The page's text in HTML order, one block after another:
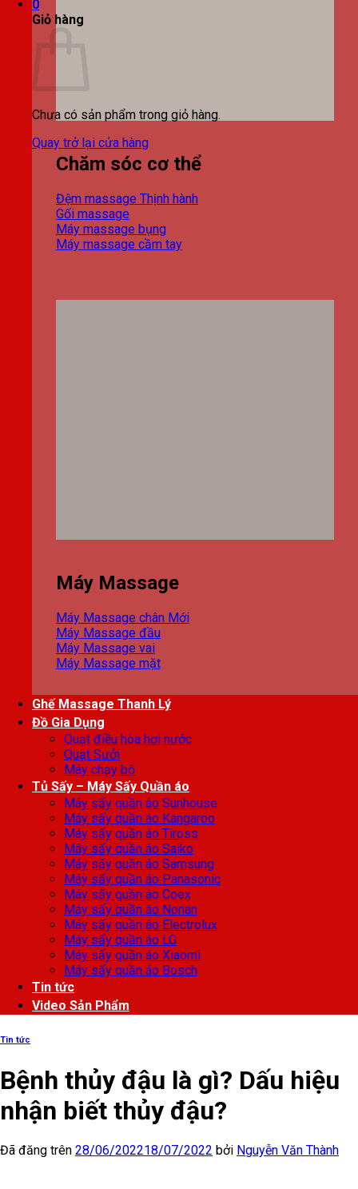
0
Giỏ hàng
Chưa có sản phẩm trong giỏ hàng.
Quay trở lại cửa hàng
Chăm sóc cơ thể
Đệm massage
Gối massage
Máy massage bụng
Máy massage cầm tay
Máy Massage
Máy Massage chân
Máy Massage đầu
Máy Massage vai
Máy Massage mặt
Ghế Massage Thanh Lý
Đồ Gia Dụng
Quạt điều hòa hơi nước
Quạt Sưởi
Máy chạy bộ
Tủ Sấy – Máy Sấy Quần áo
Máy sấy quần áo Sunhouse
Máy sấy quần áo Kangaroo
Máy sấy quần áo Tiross
Máy sấy quần áo Saiko
Máy sấy quần áo Samsung
Máy sấy quần áo Panasonic
Máy sấy quần áo Coex
Máy sấy quần áo Nonan
Máy sấy quần áo Electrolux
Máy sấy quần áo LG
Máy sấy quần áo Xiaomi
Máy sấy quần áo Bosch
Tin tức
Video Sản Phẩm
Tin tức
Bệnh thủy đậu là gì? Dấu hiệu
nhận biết thủy đậu?
Đã đăng trên 28/06/202218/07/2022 bởi Nguyễn Văn Thành